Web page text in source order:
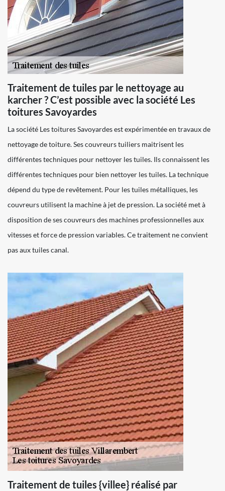
Traitement de tuiles par le nettoyage au
karcher ? C’est possible avec la société Les
toitures Savoyardes
La société Les toitures Savoyardes est expérimentée en travaux de
nettoyage de toiture. Ses couvreurs tuiliers maitrisent les
différentes techniques pour nettoyer les tuiles. Ils connaissent les
différentes techniques pour bien nettoyer les tuiles. La technique
dépend du type de revêtement. Pour les tuiles métalliques, les
couvreurs utilisent la machine à jet de pression. La société met à
disposition de ses couvreurs des machines professionnelles aux
vitesses et force de pression variables. Ce traitement ne convient
pas aux tuiles canal.
Traitement de tuiles {villee} réalisé par